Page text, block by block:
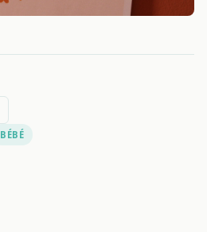
BÉBÉ